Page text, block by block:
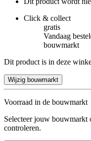
Click & collect
gratis
Vandaag
bouwmarkt
Dit product is in deze
Wijzig bouwmarkt
Voorraad in de bouwmarkt
Selecteer jouw
controleren.